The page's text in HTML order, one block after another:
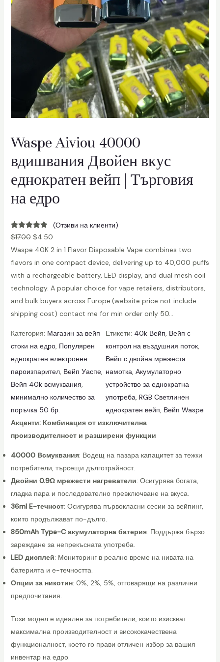
Waspe Aiviou 40000
вдишвания Двойен вкус
еднократен вейп | Търговия
на едро
Оценено
5.00
6
клиентски
оценки
(Отзиви на клиенти)
$17.00 $4.50
Waspe 40K 2 in 1 Flavor Disposable Vape combines two
flavors in one compact device, delivering up to 40,000 puffs
with a rechargeable battery, LED display, and dual mesh coil
technology. A popular choice for vape retailers, distributors,
and bulk buyers across Europe.(website price not include
shipping cost) contact me for min order only 50…
Категория: Магазин за вейп
стоки на едро, Популярен
еднократен електронен
пароизпарител, Вейп Уаспе
Вейп 40k всмуквания
минимално количество за
поръчка 50 бр.
Етикети: 40k Вейп, Вейп с
контрол на въздушния поток
Вейп с двойна мрежеста
намотка, Акумулаторно
устройство за еднократна
употреба, RGB Светлинен
еднократен вейп, Вейп Waspe
Акценти: Комбинация от изключителна
производителност и разширени функции
40000 Всмуквания: Водещ на пазара капацитет за тежки
потребители, търсещи дълготрайност.
Двойни 0.9Ω мрежести нагреватели: Осигурява богата,
гладка пара и последователно превключване на вкуса.
36ml E-течност: Осигурява първокласни сесии за вейпинг,
които продължават по-дълго.
850mAh Type-C акумулаторна батерия: Поддържа бързо
зареждане за непрекъсната употреба.
LED дисплей: Мониторинг в реално време на нивата на
батерията и е-течността.
Опции за никотин: 0%, 2%, 5%, отговарящи на различни
предпочитания.
Този модел е идеален за потребители, които изискват
максимална производителност и висококачествена
функционалност, което го прави отличен избор за вашия
инвентар на едро.